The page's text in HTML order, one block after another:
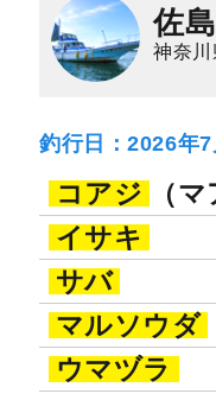
佐
神奈川
釣行日：2026年
コアジ
（
イサキ
サバ
マルソウダ
ウマヅラ